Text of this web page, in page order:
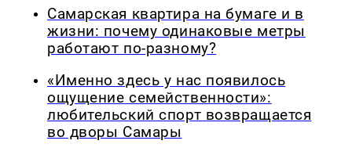
Самарская квартира на бумаге и в
жизни: почему одинаковые метры
работают по-разному?
«Именно здесь у нас появилось
ощущение семейственности»:
любительский спорт возвращается
во дворы Самары